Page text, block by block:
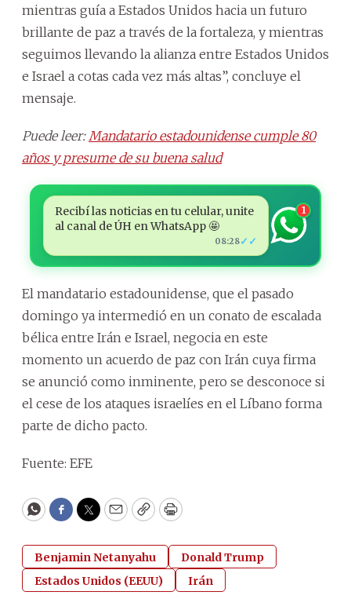
mientras guía a Estados Unidos hacia un futuro
brillante de paz a través de la fortaleza, y mientras
seguimos llevando la alianza entre Estados Unidos
e Israel a cotas cada vez más altas”, concluye el
mensaje.
Puede leer: Mandatario estadounidense cumple 80
años y presume de su buena salud
Recibí las noticias en tu celular, unite
al canal de ÚH en WhatsApp 🤩
08:28✓✓
1
El mandatario estadounidense, que el pasado
domingo ya intermedió en un conato de escalada
bélica entre Irán e Israel, negocia en este
momento un acuerdo de paz con Irán cuya firma
se anunció como inminente, pero se desconoce si
el cese de los ataques israelíes en el Líbano forma
parte de dicho pacto.
Fuente: EFE
WhatsApp
Facebook
Twitter
EmailCopyPrint
Benjamin Netanyahu
Donald Trump
Estados Unidos (EEUU)
Irán